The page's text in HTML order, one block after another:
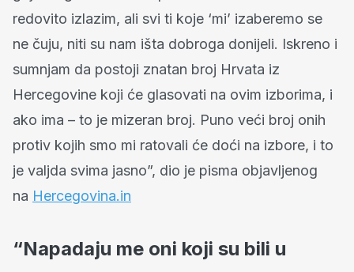
redovito izlazim, ali svi ti koje ‘mi’ izaberemo se
ne čuju, niti su nam išta dobroga donijeli. Iskreno i
sumnjam da postoji znatan broj Hrvata iz
Hercegovine koji će glasovati na ovim izborima, i
ako ima – to je mizeran broj. Puno veći broj onih
protiv kojih smo mi ratovali će doći na izbore, i to
je valjda svima jasno”, dio je pisma objavljenog
na Hercegovina.in
“Napadaju me oni koji su bili u